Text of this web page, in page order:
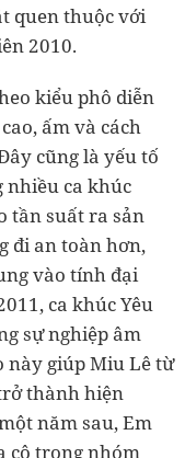
quen thuộc với
2010.
kiểu phô diễn
ấm và cách
cũng là yếu tố
nhiều ca khúc
tần suất ra sản
đi an toàn hơn,
vào tính đại
ca khúc Yêu
sự nghiệp âm
này giúp Miu Lê từ
thành hiện
năm sau, Em
cô trong nhóm